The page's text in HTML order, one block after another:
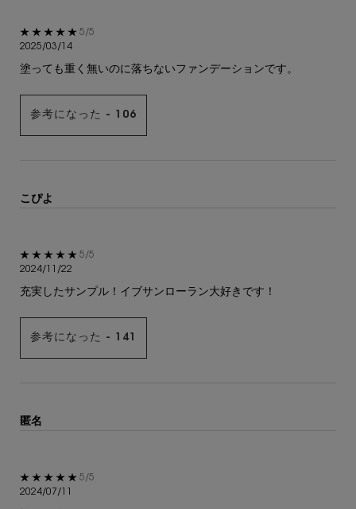
5星中5。
5/5
2025/03/14
塗っても重く無いのに落ちないファンデーションです。
参考になった - 106
こぴよ
5星中5。
5/5
2024/11/22
充実したサンプル！イブサンローラン大好きです！
参考になった - 141
匿名
5星中5。
5/5
2024/07/11